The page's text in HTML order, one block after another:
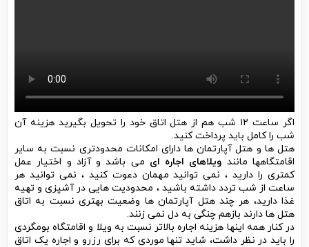
هتل ها و هتل آپارتمان ها دارای امکانات محدودتری نسبت به سایر
اقامتگاهها مانند ویلاهای اجاره ای
می باشد و آزاد و اختیار عمل
کمتری را دارید ، نمی توانید مهمان دعوت کنید ، نمی توانید هر
ساعت از شب تردد داشته باشید ، محدودیت هایی در آشپزی و تهیه
غذا دارید، هر چند هتل آپارتمان ها وضعیت بهتری نسبت به اتاق
هتل ها دارند بازهم چنگی به دل نمی زنند.
در کنار همه اینها هزینه اجاره بالاتر نسبت به ویلا و اقامتگاه بومگردی
را باید در نظر داشت، شاید تنها موردی که برای رزرو و اجاره یک اتاق
از هتل به سایر اقامتگاه ها برتری دارد نحوه سرویس دهی و امنیت
هتل می باشد، که اگر از یک وب سایت معتبر اجاره ویلا این خدمات